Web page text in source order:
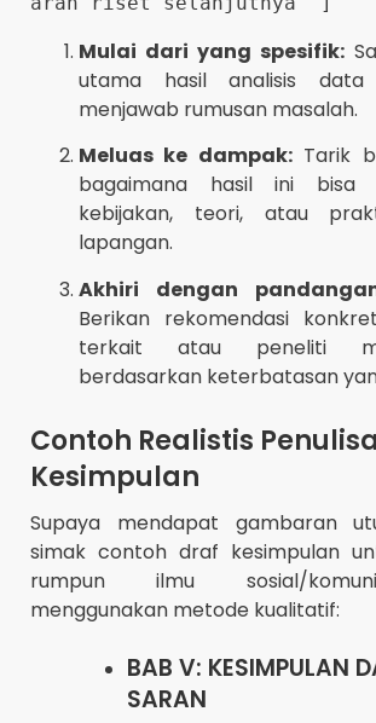
Mulai dari yang spesifik:
utama hasil analisis
menjawab rumusan masalah.
Meluas ke dampak:Tarik
bagaimana hasil ini bisa
kebijakan, teori, atau
lapangan.
Akhiri dengan
Berikan rekomendasi
terkait atau peneliti
berdasarkan keterbatasan
Contoh Realistis
Kesimpulan
Supaya mendapat gambaran
simak contoh draf kesimpulan
rumpun ilmu sosial/
menggunakan metode kualitatif:
BAB V: KESIMPULAN
SARAN